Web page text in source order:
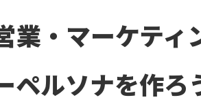
業・マーケティ
ペルソナを作